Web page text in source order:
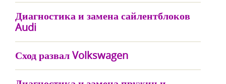
Диагностика и замена сайлентблоков
Audi
Сход развал Volkswagen